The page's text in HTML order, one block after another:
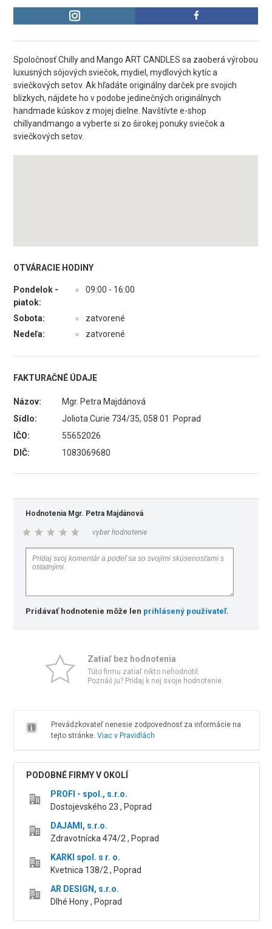
Spoločnosť Chilly and Mango ART CANDLES sa zaoberá výrobou
luxusných sójových sviečok, mydiel, mydlových kytíc a
sviečkových setov. Ak hľadáte originálny darček pre svojich
blízkych, nájdete ho v podobe jedinečných originálnych
handmade kúskov z mojej dielne. Navštívte e-shop
chillyandmango a vyberte si zo širokej ponuky sviečok a
sviečkových setov.
OTVÁRACIE HODINY
Pondelok -
piatok:
● 09:00 - 16:00
Sobota: ●
zatvorené
Nedeľa:
● zatvorené
FAKTURAČNÉ ÚDAJE
Názov:
Mgr. Petra Majdánová
Sídlo:
Joliota Curie 734/35, 058 01 Poprad
IČO:
55652026
DIČ:
1083069680
Hodnotenia Mgr. Petra Majdánová
vyber hodnotenie
Pridávať hodnotenie môže len prihlásený používateľ.
Zatiaľ bez hodnotenia
Túto firmu zatiaľ nikto nehodnotil.
Poznáš ju? Pridaj k nej svoje hodnotenie.
Prevádzkovateľ nenesie zodpovednosť za informácie na
tejto stránke. Viac v Pravidlách
PODOBNÉ FIRMY V OKOLÍ
PROFI - spol., s.r.o.
Dostojevského 23 , Poprad
DAJAMI, s.r.o.
Zdravotnícka 474/2 , Poprad
KARKI spol. s r. o.
Kvetnica 138/2 , Poprad
AR DESIGN, s.r.o.
Dlhé Hony , Poprad